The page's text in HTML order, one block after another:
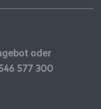
oder
577 300